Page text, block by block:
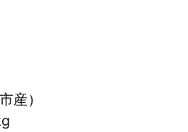
産）